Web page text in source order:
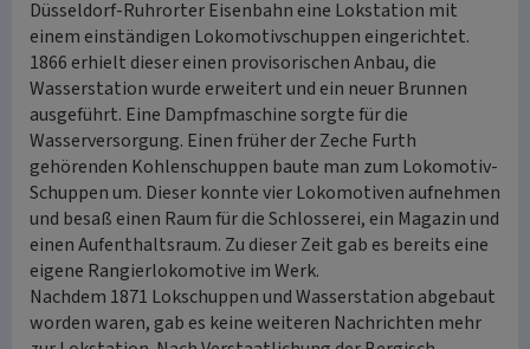
Düsseldorf-Ruhrorter Eisenbahn eine Lokstation mit
einem einständigen Lokomotivschuppen eingerichtet.
1866 erhielt dieser einen provisorischen Anbau, die
Wasserstation wurde erweitert und ein neuer Brunnen
ausgeführt. Eine Dampfmaschine sorgte für die
Wasserversorgung. Einen früher der Zeche Furth
gehörenden Kohlenschuppen baute man zum Lokomotiv-
Schuppen um. Dieser konnte vier Lokomotiven aufnehmen
und besaß einen Raum für die Schlosserei, ein Magazin und
einen Aufenthaltsraum. Zu dieser Zeit gab es bereits eine
eigene Rangierlokomotive im Werk.
Nachdem 1871 Lokschuppen und Wasserstation abgebaut
worden waren, gab es keine weiteren Nachrichten mehr